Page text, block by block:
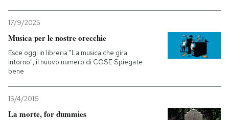
17/9/2025
Musica per le nostre orecchie
Esce oggi in libreria "La musica che gira
intorno", il nuovo numero di COSE Spiegate
bene
15/4/2016
La morte, for dummies